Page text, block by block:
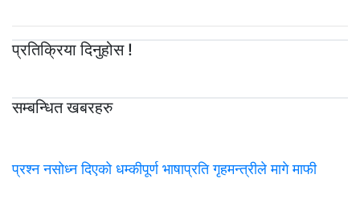
प्रतिक्रिया दिनुहोस !
सम्बन्धित खबरहरु
प्रश्न नसोध्न दिएको धम्कीपूर्ण भाषाप्रति गृहमन्त्रीले मागे माफी